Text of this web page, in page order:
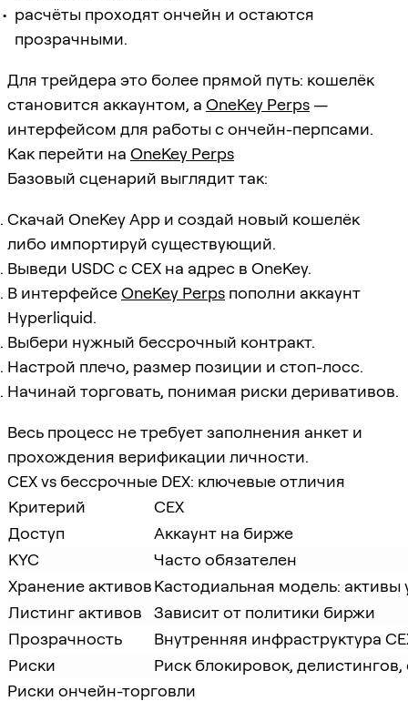
расчёты проходят ончейн и остаются
прозрачными.
Для трейдера это более прямой путь: кошелёк
становится аккаунтом, а OneKey Perps—
интерфейсом для работы с ончейн-перпсами.
Как перейти на OneKey Perps
Базовый сценарий выглядит так:
Скачай OneKey App и создай новый кошелёк
либо импортируй существующий.
Выведи USDC с CEX на адрес в OneKey.
В интерфейсеOneKey Perps пополни аккаунт
Hyperliquid.
Выбери нужный бессрочный контракт.
Настрой плечо, размер позиции и стоп-лосс.
Начинай торговать, понимая риски деривативов.
Весь процесс не требует заполнения анкет и
прохождения верификации личности.
CEX vs бессрочные DEX: ключевые отличия
Критерий
CEX
Доступ
Аккаунт на бирже
KYC
Часто обязателен
Хранение активовКастодиальная модель: активы
Листинг активов
Зависит от политики биржи
Прозрачность
Внутренняя инфраструктура
Риски
Риск блокировок,
Риски ончейн-торговли